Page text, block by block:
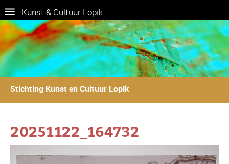
Kunst & Cultuur Lopik
Stichting Kunst en Cultuur Lopik
20251122_164732